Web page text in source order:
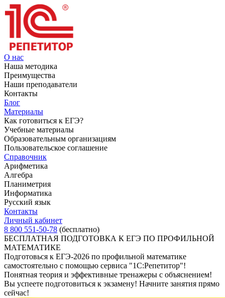
О нас
Наша методика
Преимущества
Наши преподаватели
Контакты
Блог
Материалы
Как готовиться к ЕГЭ?
Учебные материалы
Образовательным организациям
Пользовательское соглашение
Справочник
Арифметика
Алгебра
Планиметрия
Информатика
Русский язык
Контакты
Личный кабинет
8 800 551-50-78 (бесплатно)
БЕСПЛАТНАЯ ПОДГОТОВКА К ЕГЭ ПО ПРОФИЛЬНОЙ
МАТЕМАТИКЕ
Подготовься к ЕГЭ-2026 по профильной математике
самостоятельно с помощью сервиса "1С:Репетитор"!
Понятная теория и эффективные тренажеры с объяснением!
Вы успеете подготовиться к экзамену! Начните занятия прямо
сейчас!